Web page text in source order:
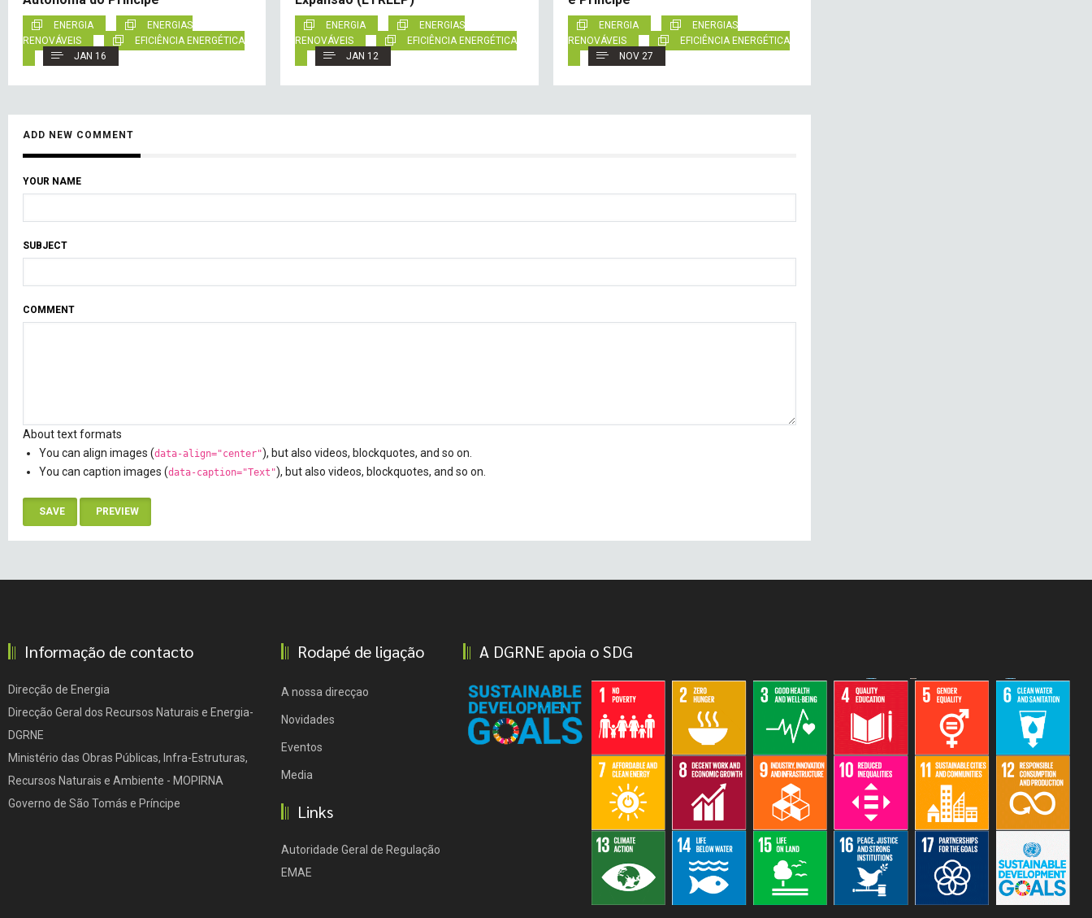
ENERGIA
ENERGIAS
RENOVÁVEIS
EFICIÊNCIA ENERGÉTICA
JAN 16
ENERGIA
ENERGIAS
RENOVÁVEIS
EFICIÊNCIA ENERGÉTICA
JAN 12
ENERGIA
ENERGIAS
RENOVÁVEIS
EFICIÊNCIA ENERGÉTICA
NOV 27
ADD NEW COMMENT
YOUR NAME
SUBJECT
COMMENT
About text formats
You can align images (data-align="center"), but also videos, blockquotes, and so on.
You can caption images (data-caption="Text"), but also videos, blockquotes, and so on.
Informação de contacto
Direcção de Energia
Direcção Geral dos Recursos Naturais e Energia-
DGRNE
Ministério das Obras Públicas, Infra-Estruturas,
Recursos Naturais e Ambiente - MOPIRNA
Governo de São Tomás e Príncipe
Rodapé de ligação
A nossa direcçao
Novidades
Eventos
Media
Links
Autoridade Geral de Regulação
EMAE
A DGRNE apoia o SDG